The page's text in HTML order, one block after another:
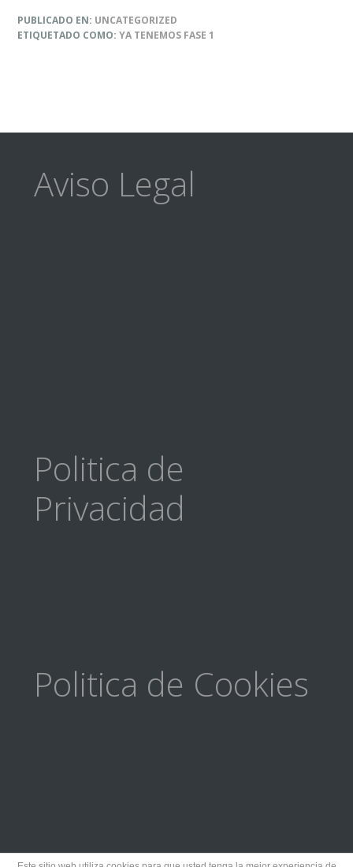
PUBLICADO EN: UNCATEGORIZED
ETIQUETADO COMO:YA TENEMOS FASE 1
Footer
Aviso Legal
Politica de
Privacidad
Politica de Cookies